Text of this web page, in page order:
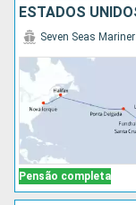
Pensão completa
Seven Seas Mariner